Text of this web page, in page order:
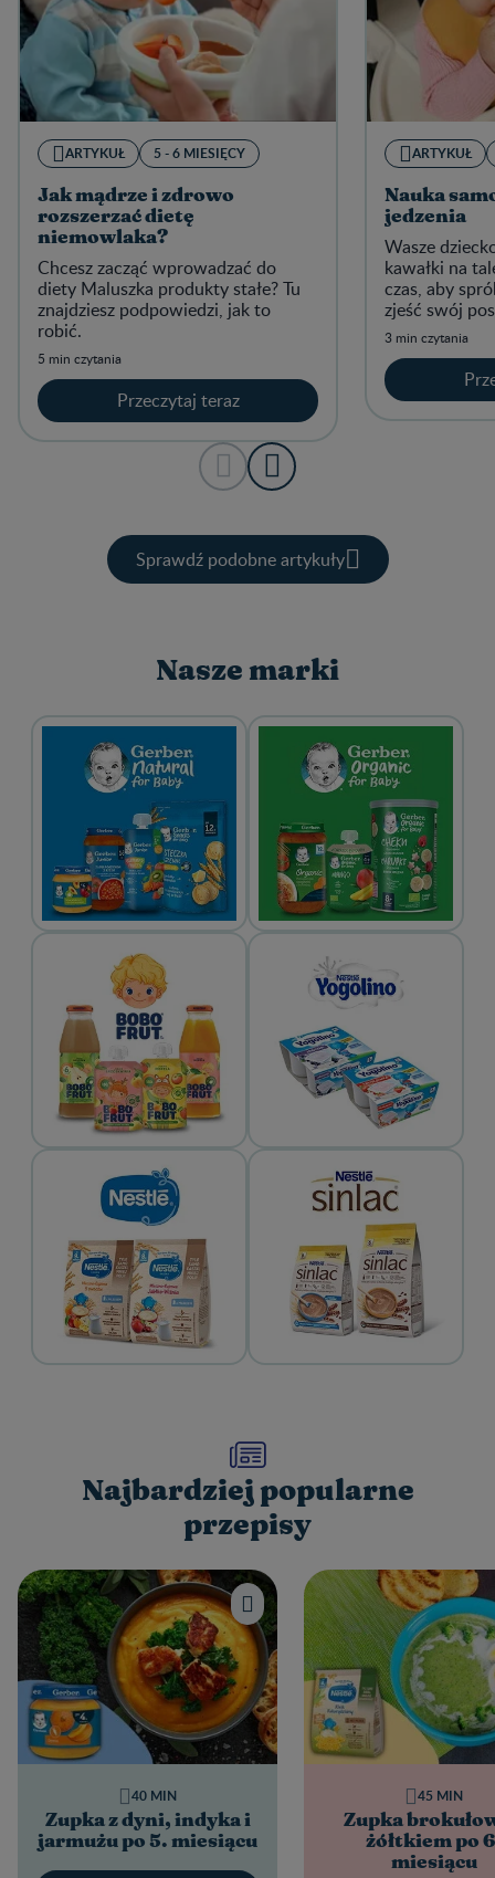
ARTYKUŁ 5 - 6 MIESIĘCY
Jak mądrze i zdrowo
rozszerzać dietę
niemowlaka?
Chcesz zacząć wprowadzać do
diety Maluszka produkty stałe? Tu
znajdziesz podpowiedzi, jak to
robić.
5 min czytania
Przeczytaj teraz
ARTYKUŁ
Nauka
jedzenia
Wasze
kawałki na
czas, aby
zjeść swój
3 min czytania
Sprawdź podobne artykuły
Nasze marki
Najbardziej popularne
przepisy
Zupka z dyni, indyka i
jarmużu po 5. miesiącu
40 MIN
Zupka
żółtkiem po
miesiącu
45 MIN